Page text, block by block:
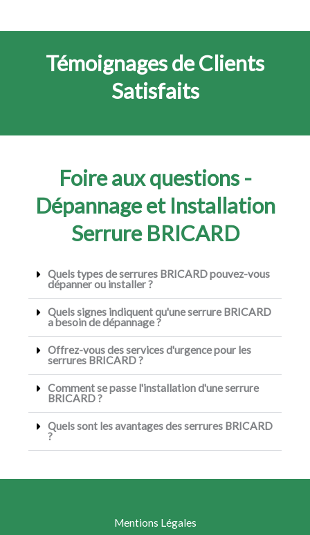
Témoignages de Clients
Satisfaits
Foire aux questions -
Dépannage et Installation
Serrure BRICARD
Quels types de serrures BRICARD pouvez-vous
dépanner ou installer ?
Quels signes indiquent qu'une serrure BRICARD
a besoin de dépannage ?
Offrez-vous des services d'urgence pour les
serrures BRICARD ?
Comment se passe l'installation d'une serrure
BRICARD ?
Quels sont les avantages des serrures BRICARD
?
Mentions Légales